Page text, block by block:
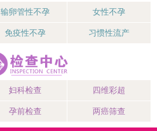
输卵管性不孕 女性不孕
免疫性不孕 习惯性流产
妇科检查 四维彩超
孕前检查 两癌筛查